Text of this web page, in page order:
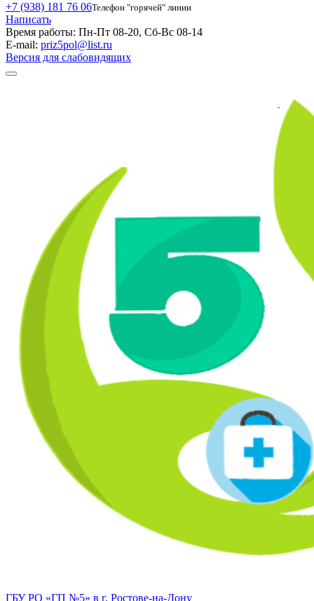
+7 (938) 181 76 06Телефон "горячей" линии
Написать
Время работы: Пн-Пт 08-20, Сб-Вс 08-14
E-mail: priz5pol@list.ru
Версия для слабовидящих
ГБУ РО «ГП №5» в г. Ростове-на-Дону